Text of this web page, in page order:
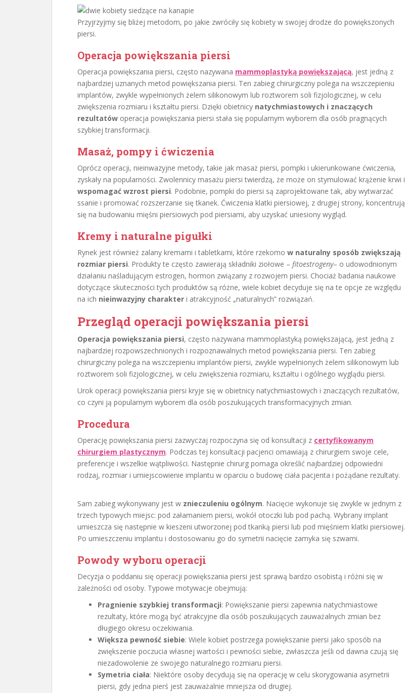
Przyjrzyjmy się bliżej metodom, po jakie zwróciły się kobiety w swojej drodze do powiększonych
piersi.
Operacja powiększania piersi
Operacja powiększania piersi, często nazywana mammoplastyką powiększającą, jest jedną z
najbardziej uznanych metod powiększania piersi. Ten zabieg chirurgiczny polega na wszczepieniu
implantów, zwykle wypełnionych żelem silikonowym lub roztworem soli fizjologicznej, w celu
zwiększenia rozmiaru i kształtu piersi. Dzięki obietnicy natychmiastowych i znaczących
rezultatów operacja powiększania piersi stała się popularnym wyborem dla osób pragnących
szybkiej transformacji.
Masaż, pompy i ćwiczenia
Oprócz operacji, nieinwazyjne metody, takie jak masaż piersi, pompki i ukierunkowane ćwiczenia,
zyskały na popularności. Zwolennicy masażu piersi twierdzą, że może on stymulować krążenie krwi i
wspomagać wzrost piersi. Podobnie, pompki do piersi są zaprojektowane tak, aby wytwarzać
ssanie i promować rozszerzanie się tkanek. Ćwiczenia klatki piersiowej, z drugiej strony, koncentrują
się na budowaniu mięśni piersiowych pod piersiami, aby uzyskać uniesiony wygląd.
Kremy i naturalne pigułki
Rynek jest również zalany kremami i tabletkami, które rzekomo w naturalny sposób zwiększają
rozmiar piersi. Produkty te często zawierają składniki ziołowe – fitoestrogeny– o udowodnionym
działaniu naśladującym estrogen, hormon związany z rozwojem piersi. Chociaż badania naukowe
dotyczące skuteczności tych produktów są różne, wiele kobiet decyduje się na te opcje ze względu
na ich nieinwazyjny charakter i atrakcyjność „naturalnych” rozwiązań.
Przegląd operacji powiększania piersi
Operacja powiększania piersi, często nazywana mammoplastyką powiększającą, jest jedną z
najbardziej rozpowszechnionych i rozpoznawalnych metod powiększania piersi. Ten zabieg
chirurgiczny polega na wszczepieniu implantów piersi, zwykle wypełnionych żelem silikonowym lub
roztworem soli fizjologicznej, w celu zwiększenia rozmiaru, kształtu i ogólnego wyglądu piersi.
Urok operacji powiększania piersi kryje się w obietnicy natychmiastowych i znaczących rezultatów,
co czyni ją popularnym wyborem dla osób poszukujących transformacyjnych zmian.
Procedura
Operację powiększania piersi zazwyczaj rozpoczyna się od konsultacji z certyfikowanym
chirurgiem plastycznym. Podczas tej konsultacji pacjenci omawiają z chirurgiem swoje cele,
preferencje i wszelkie wątpliwości. Następnie chirurg pomaga określić najbardziej odpowiedni
rodzaj, rozmiar i umiejscowienie implantu w oparciu o budowę ciała pacjenta i pożądane rezultaty.
Sam zabieg wykonywany jest w znieczuleniu ogólnym. Nacięcie wykonuje się zwykle w jednym z
trzech typowych miejsc: pod załamaniem piersi, wokół otoczki lub pod pachą. Wybrany implant
umieszcza się następnie w kieszeni utworzonej pod tkanką piersi lub pod mięśniem klatki piersiowej.
Po umieszczeniu implantu i dostosowaniu go do symetrii nacięcie zamyka się szwami.
Powody wyboru operacji
Decyzja o poddaniu się operacji powiększania piersi jest sprawą bardzo osobistą i różni się w
zależności od osoby. Typowe motywacje obejmują:
Pragnienie szybkiej transformacji: Powiększanie piersi zapewnia natychmiastowe
rezultaty, które mogą być atrakcyjne dla osób poszukujących zauważalnych zmian bez
długiego okresu oczekiwania.
Większa pewność siebie: Wiele kobiet postrzega powiększanie piersi jako sposób na
zwiększenie poczucia własnej wartości i pewności siebie, zwłaszcza jeśli od dawna czują się
niezadowolenie ze swojego naturalnego rozmiaru piersi.
Symetria ciała: Niektóre osoby decydują się na operację w celu skorygowania asymetrii
piersi, gdy jedna pierś jest zauważalnie mniejsza od drugiej.